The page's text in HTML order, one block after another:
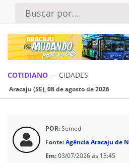
COTIDIANO — CIDADES
Aracaju (SE), 08 de agosto de 2026
POR:Semed
Fonte:Agência Aracaju de
Em:03/07/2026 às 13:45